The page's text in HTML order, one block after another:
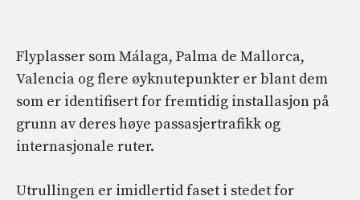
Flyplasser som Málaga, Palma de Mallorca,
Valencia og flere øyknutepunkter er blant dem
som er identifisert for fremtidig installasjon på
grunn av deres høye passasjertrafikk og
internasjonale ruter.
Utrullingen er imidlertid faset i stedet for